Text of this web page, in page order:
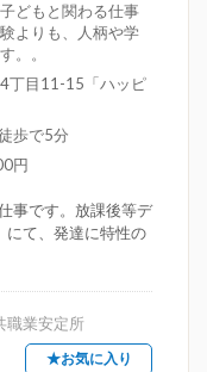
どもと関わる仕事
よりも、人柄や学
。。
丁目11-15「ハッピ
歩で5分
円
事です。放課後等デ
にて、発達に特性の
職業安定所
★お気に入り